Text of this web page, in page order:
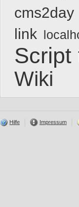
cms2day
link
Script
Wiki
Hilfe Impressum